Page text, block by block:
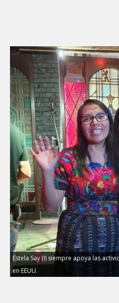
Estela Say (I) siempre apoya las
en EEUU.